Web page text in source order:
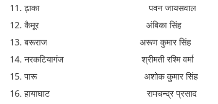
​11. ​ढ़ाका ​ ​पवन जायसवाल
​12. ​कैमूर
अंबिका सिंह
​13. ​बरूराज
अरूण कुमार सिंह
​14. ​नरकटियागंज ​ ​श्रीमती​रश्मिवर्मा
​15. ​पारू ​ अशोककुमार सिंह
​16. ​हायाघाट ​ ​रामचन्द्र प्रसाद